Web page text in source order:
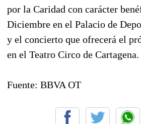
por la Caridad con carácter
Diciembre en el Palacio de
y el concierto que ofrecerá el
en el Teatro Circo de Cartagena.
Fuente: BBVA OT